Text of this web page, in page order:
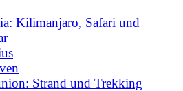
Kilimanjaro, Safari und
Strand und Trekking